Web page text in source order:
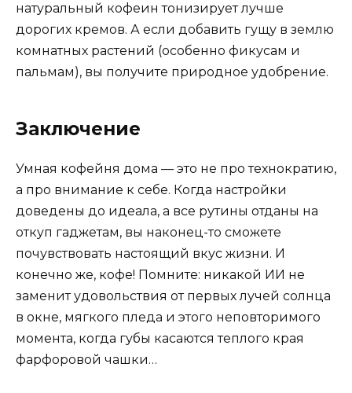
натуральный кофеин тонизирует лучше
дорогих кремов. А если добавить гущу в землю
комнатных растений (особенно фикусам и
пальмам), вы получите природное удобрение.
Заключение
Умная кофейня дома — это не про технократию,
а про внимание к себе. Когда настройки
доведены до идеала, а все рутины отданы на
откуп гаджетам, вы наконец-то сможете
почувствовать настоящий вкус жизни. И
конечно же, кофе! Помните: никакой ИИ не
заменит удовольствия от первых лучей солнца
в окне, мягкого пледа и этого неповторимого
момента, когда губы касаются теплого края
фарфоровой чашки…